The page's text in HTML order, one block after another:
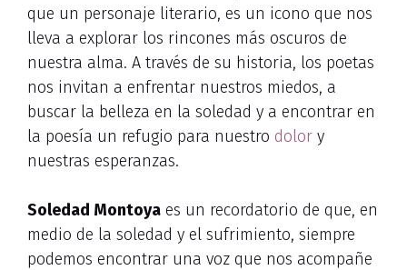
que un personaje literario, es un icono que nos
lleva a explorar los rincones más oscuros de
nuestra alma. A través de su historia, los poetas
nos invitan a enfrentar nuestros miedos, a
buscar la belleza en la soledad y a encontrar en
la poesía un refugio para nuestro dolor y
nuestras esperanzas.
Soledad Montoya es un recordatorio de que, en
medio de la soledad y el sufrimiento, siempre
podemos encontrar una voz que nos acompañe